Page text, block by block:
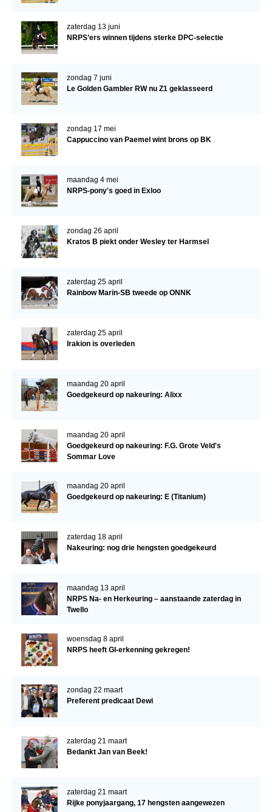
Verrichtingsonderzoek 2019-2020
Paard te koop
Inloggen
CONTACT
REGIO'S
Bestuur Regio Noord
Regio Midden
Bestuur Regio Midden
Regio West
Regio Zuid
Word vrijiwilliger
KALENDER
Evenementen
ACCOUNT AANMAKEN
zaterdag 13 juni
NRPS’ers winnen tijdens sterke DPC-selectie
zondag 7 juni
Le Golden Gambler RW nu Z1 geklasseerd
zondag 17 mei
Cappuccino van Paemel wint brons op BK
maandag 4 mei
NRPS-pony's goed in Exloo
zondag 26 april
Kratos B piekt onder Wesley ter Harmsel
zaterdag 25 april
Rainbow Marin-SB tweede op ONNK
zaterdag 25 april
Irakion is overleden
maandag 20 april
Goedgekeurd op nakeuring: Alixx
maandag 20 april
Goedgekeurd op nakeuring: F.G. Grote Veld's
Sommar Love
maandag 20 april
Goedgekeurd op nakeuring: E (Titanium)
zaterdag 18 april
Nakeuring: nog drie hengsten goedgekeurd
maandag 13 april
NRPS Na- en Herkeuring – aanstaande zaterdag in
Twello
woensdag 8 april
NRPS heeft GI-erkenning gekregen!
zondag 22 maart
Preferent predicaat Dewi
zaterdag 21 maart
Bedankt Jan van Beek!
zaterdag 21 maart
Rijke ponyjaargang, 17 hengsten aangewezen